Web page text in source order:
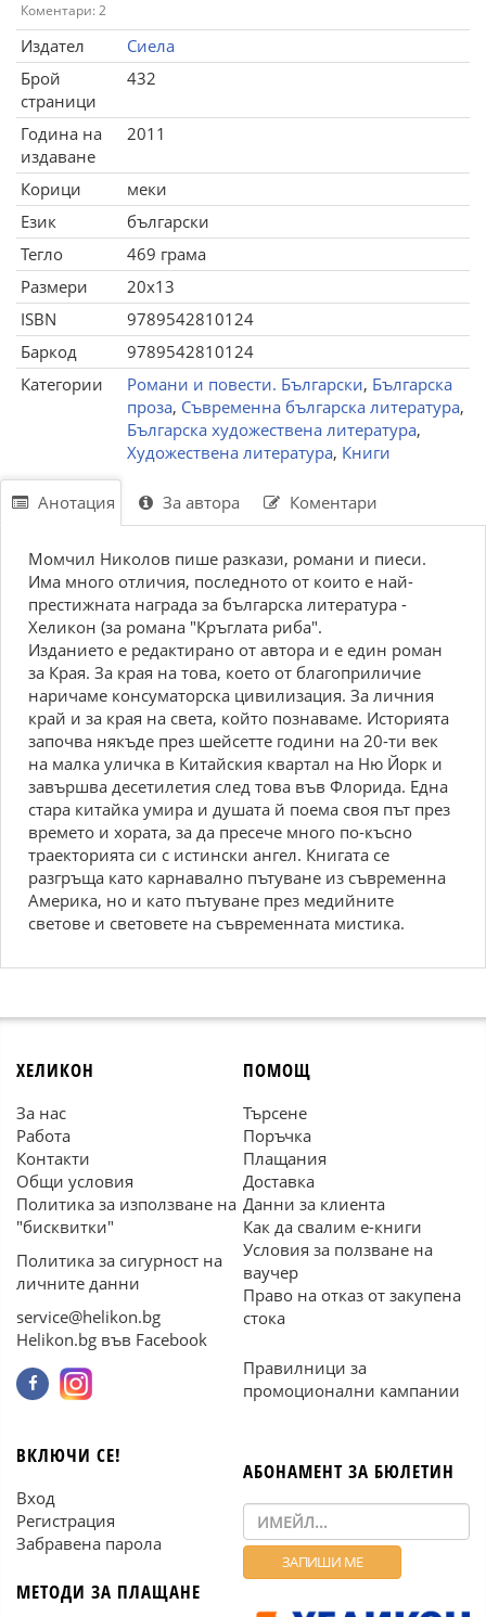
Коментари: 2
Издател
Сиела
Брой
страници
432
Година на
издаване
2011
Корици
меки
Език
български
Тегло
469 грама
Размери
20x13
ISBN
9789542810124
Баркод
9789542810124
Категории
Романи и повести. Български, Българска
проза, Съвременна българска литература,
Българска художествена литература,
Художествена литература, Книги
Анотация За автора Коментари
Момчил Николов пише разкази, романи и пиеси.
Има много отличия, последното от които е най-
престижната награда за българска литература -
Хеликон (за романа "Кръглата риба".
Изданието е редактирано от автора и е един роман
за Края. За края на това, което от благоприличие
наричаме консуматорска цивилизация. За личния
край и за края на света, който познаваме. Историята
започва някъде през шейсетте години на 20-ти век
на малка уличка в Китайския квартал на Ню Йорк и
завършва десетилетия след това във Флорида. Една
стара китайка умира и душата й поема своя път през
времето и хората, за да пресече много по-късно
траекторията си с истински ангел. Книгата се
разгръща като карнавално пътуване из съвременна
Америка, но и като пътуване през медийните
светове и световете на съвременната мистика.
ХЕЛИКОН
За нас
Работа
Контакти
Общи условия
Политика за използване на
"бисквитки"
Политика за сигурност на
личните данни
service@helikon.bg
Helikon.bg във Facebook
ПОМОЩ
Търсене
Поръчка
Плащания
Доставка
Данни за клиента
Как да свалим е-книги
Условия за ползване на
ваучер
Право на отказ от закупена
стока
Правилници за
промоционални кампании
ВКЛЮЧИ СЕ!
Вход
Регистрация
Забравена парола
МЕТОДИ ЗА ПЛАЩАНЕ
АБОНАМЕНТ ЗА БЮЛЕТИН